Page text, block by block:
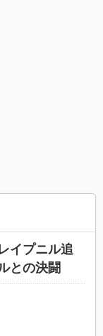
イプニル追
との決闘